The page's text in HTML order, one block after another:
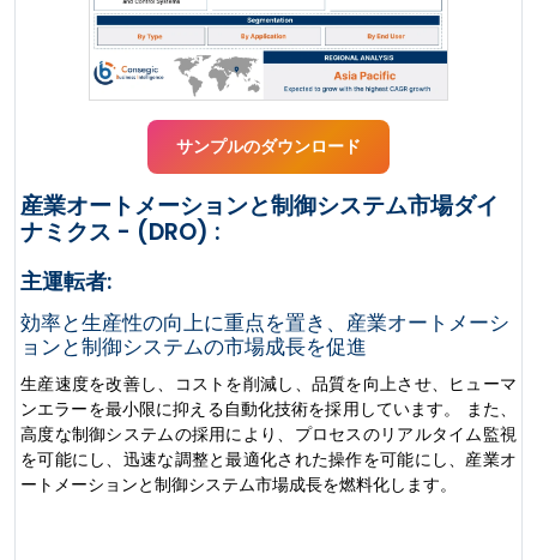
サンプルのダウンロード
産業オートメーションと制御システム市場ダイ
ナミクス - (DRO) :
主運転者:
効率と生産性の向上に重点を置き、産業オートメーシ
ョンと制御システムの市場成長を促進
生産速度を改善し、コストを削減し、品質を向上させ、ヒューマ
ンエラーを最小限に抑える自動化技術を採用しています。 また、
高度な制御システムの採用により、プロセスのリアルタイム監視
を可能にし、迅速な調整と最適化された操作を可能にし、産業オ
ートメーションと制御システム市場成長を燃料化します。